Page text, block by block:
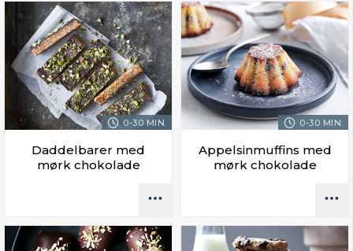
0-30 MIN.
Daddelbarer med
mørk chokolade
0-30 MIN.
Appelsinmuffins med
mørk chokolade